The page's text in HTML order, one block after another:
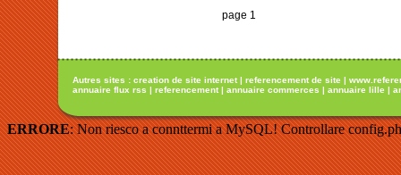
page 1
Autres sites : creation de site internet| referencement de site |
annuaire flux rss | referencement| annuaire commerces | annuaire lille |
ERRORE: Non riesco a connttermi a MySQL! Controllare